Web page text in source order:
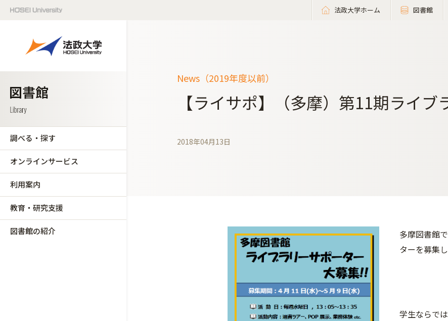
法政大学ホーム 図書館
調べる・探す
オンラインサービス
利用案内
教育・研究支援
図書館の紹介
News（2019年度以前）
【ライサポ】（多摩）第11期ライブ
2018年04月13日
多摩図書館
ターを募集
学生ならで